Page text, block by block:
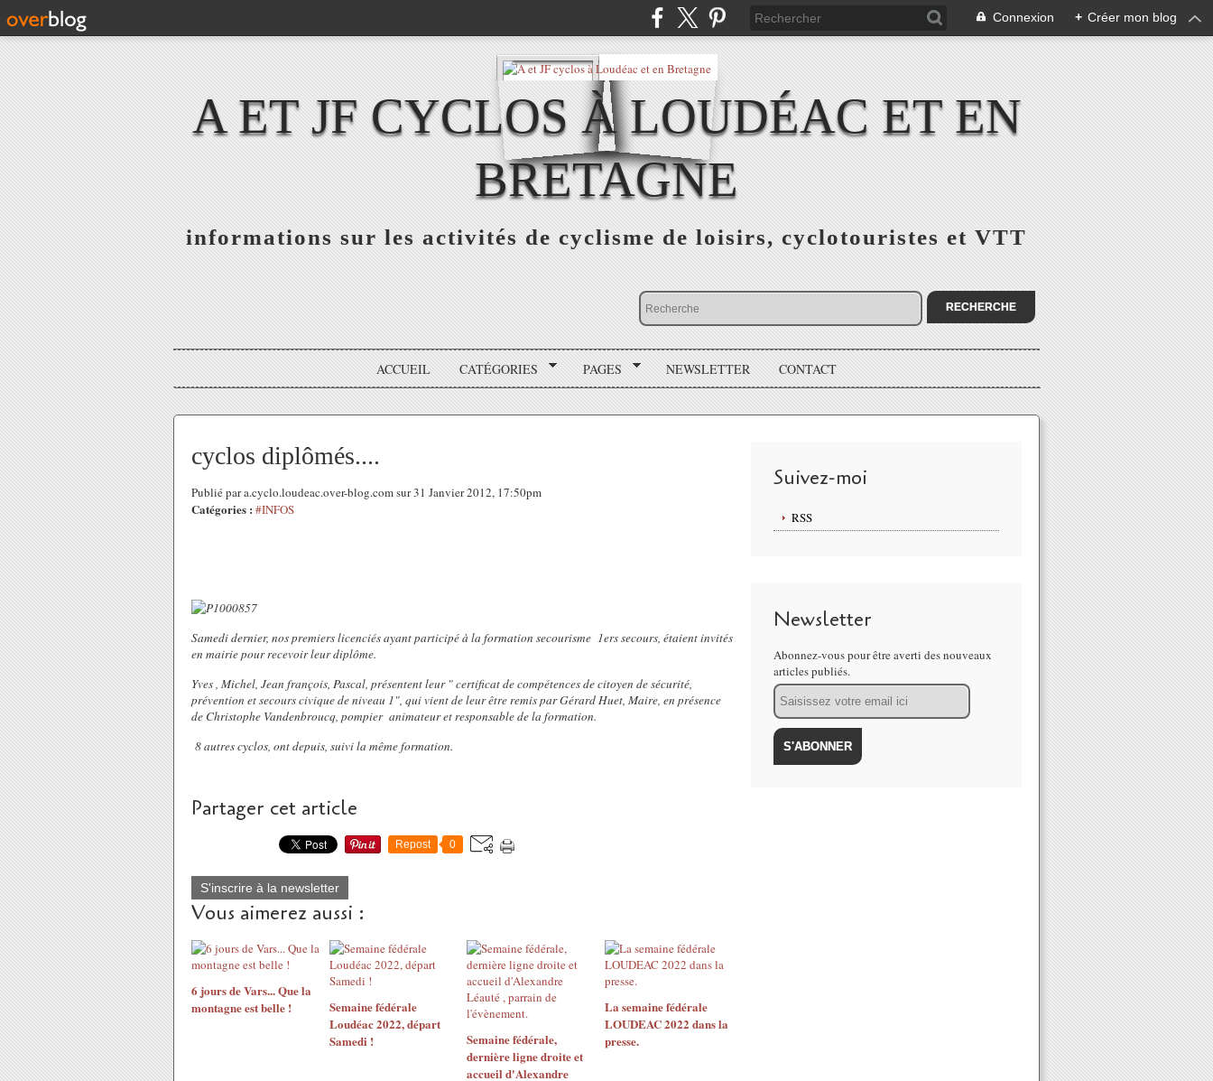
Connexion + Créer mon blog
A ET JF CYCLOS À LOUDÉAC ET EN
BRETAGNE
informations sur les activités de cyclisme de loisirs, cyclotouristes et VTT
ACCUEIL CATÉGORIES PAGES NEWSLETTER CONTACT
cyclos diplômés....
Publié par a.cyclo.loudeac.over-blog.com sur 31 Janvier 2012, 17:50pm
Catégories : #INFOS
Samedi dernier, nos premiers licenciés ayant participé à la formation secourisme 1ers secours, étaient invités
en mairie pour recevoir leur diplôme.
Yves , Michel, Jean françois, Pascal, présentent leur " certificat de compétences de citoyen de sécurité,
prévention et secours civique de niveau 1", qui vient de leur être remis par Gérard Huet, Maire, en présence
de Christophe Vandenbroucq, pompier animateur et responsable de la formation.
8 autres cyclos, ont depuis, suivi la même formation.
Partager cet article
Repost 0
S'inscrire à la newsletter
Vous aimerez aussi :
6 jours de Vars... Que la
montagne est belle !
Semaine fédérale
Loudéac 2022, départ
Samedi !
Semaine fédérale,
dernière ligne droite et
accueil d'Alexandre
La semaine fédérale
LOUDEAC 2022 dans la
presse.
Suivez-moi
RSS
Newsletter
Abonnez-vous pour être averti des nouveaux
articles publiés.
Email